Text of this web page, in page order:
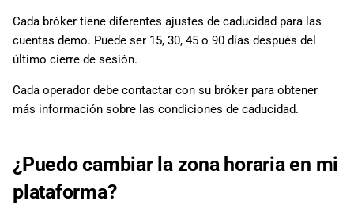
Italiano
Русский
Türkçe
ú
u
d
a
Cada bróker tiene diferentes ajustes de caducidad para las
cuentas demo. Puede ser 15, 30, 45 o 90 días después del
último cierre de sesión.
Cada operador debe contactar con su bróker para obtener
más información sobre las condiciones de caducidad.
¿Puedo cambiar la zona horaria en mi
plataforma?